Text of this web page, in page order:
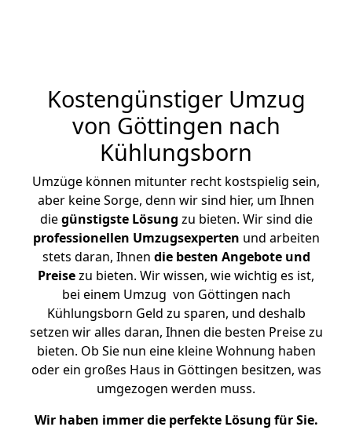
Kostengünstiger Umzug
von Göttingen nach
Kühlungsborn
Umzüge können mitunter recht kostspielig sein,
aber keine Sorge, denn wir sind hier, um Ihnen
diegünstigste Lösung zu bieten. Wir sind die
professionellen Umzugsexperten und arbeiten
stets daran, Ihnen die besten Angebote und
Preisezu bieten. Wir wissen, wie wichtig es ist,
bei einem Umzug von Göttingen nach
Kühlungsborn Geld zu sparen, und deshalb
setzen wir alles daran, Ihnen die besten Preise zu
bieten. Ob Sie nun eine kleine Wohnung haben
oder ein großes Haus in Göttingen besitzen, was
umgezogen werden muss.
Wir haben immer die perfekte Lösung für Sie.